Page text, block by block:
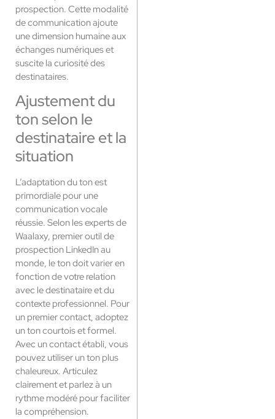
prospection. Cette modalité
de communication ajoute
une dimension humaine aux
échanges numériques et
suscite la curiosité des
destinataires.
Ajustement du
ton selon le
destinataire et la
situation
L’adaptation du ton est
primordiale pour une
communication vocale
réussie. Selon les experts de
Waalaxy, premier outil de
prospection LinkedIn au
monde, le ton doit varier en
fonction de votre relation
avec le destinataire et du
contexte professionnel. Pour
un premier contact, adoptez
un ton courtois et formel.
Avec un contact établi, vous
pouvez utiliser un ton plus
chaleureux. Articulez
clairement et parlez à un
rythme modéré pour faciliter
la compréhension.